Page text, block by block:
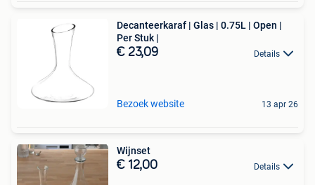
Decanteerkaraf | Glas | 0.75L | Open |
Per Stuk |
€ 23,09 Details
Bezoek website 13 apr 26
Wijnset
€ 12,00 Details